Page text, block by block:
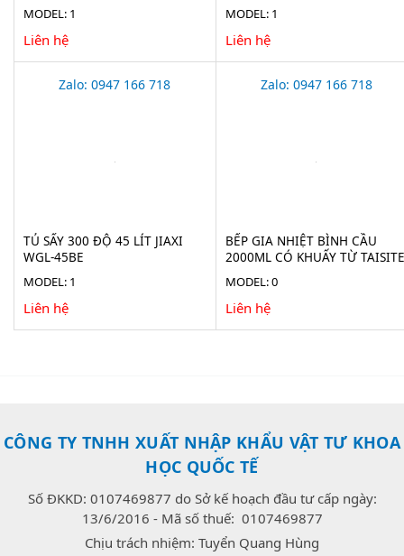
MODEL: 1
Liên hệ
MODEL: 1
Liên hệ
Zalo: 0947 166 718
TỦ SẤY 300 ĐỘ 45 LÍT JIAXI
WGL-45BE
MODEL: 1
Liên hệ
Zalo: 0947 166 718
BẾP GIA NHIỆT BÌNH CẦU
2000ML CÓ KHUẤY TỪ TAISITE
MODEL: 0
Liên hệ
CÔNG TY TNHH XUẤT NHẬP KHẨU VẬT TƯ KHOA
HỌC QUỐC TẾ
Số ĐKKD: 0107469877 do Sở kế hoạch đầu tư cấp ngày:
13/6/2016 - Mã số thuế: 0107469877
Chịu trách nhiệm: Tuyển Quang Hùng